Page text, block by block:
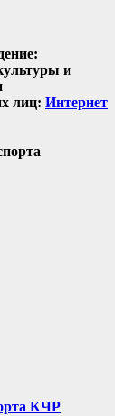
и
лиц: Интернет
КЧР